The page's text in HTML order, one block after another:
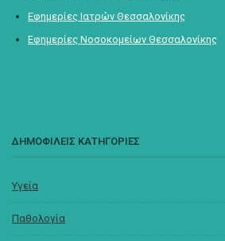
Εφημερίες Ιατρών Θεσσαλονίκης
Εφημερίες Νοσοκομείων Θεσσαλονίκης
ΔΗΜΟΦΙΛΕΙΣ ΚΑΤΗΓΟΡΙΕΣ
Υγεία
Παθολογία